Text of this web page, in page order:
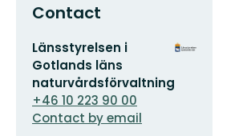
Contact
Email
address
Länsstyrelsen i
Gotlands läns
naturvårdsförvaltning
+46 10 223 90 00
Contact by email
Organization